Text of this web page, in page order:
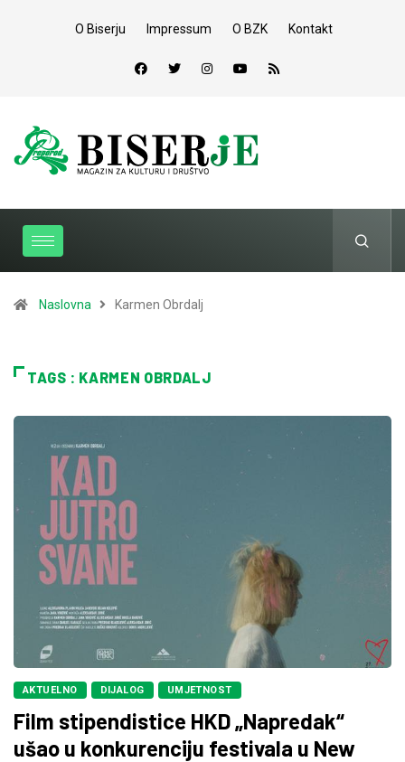
O Biserju Impressum O BZK Kontakt
Naslovna Karmen Obrdalj
TAGS : KARMEN OBRDALJ
AKTUELNO DIJALOG UMJETNOST
Film stipendistice HKD „Napredak“
ušao u konkurenciju festivala u New